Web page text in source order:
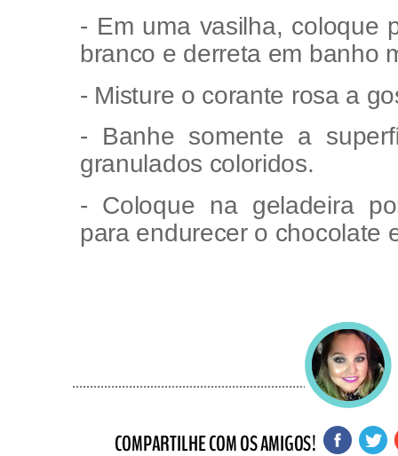
- Em uma vasilha, coloque
branco e derreta em banho
- Misture o corante rosa a
- Banhe somente a
granulados coloridos.
- Coloque na geladeira
para endurecer o chocolate